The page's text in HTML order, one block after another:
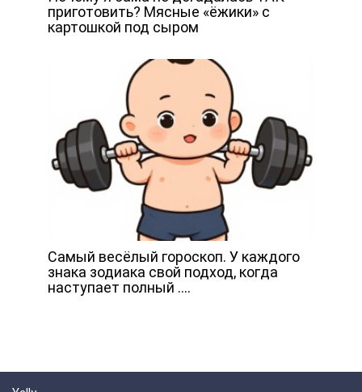
приготовить? Мясные «ёжики» с
картошкой под сыром
Самый весёлый гороскоп. У каждого
знака зодиака свой подход, когда
наступает полный ….